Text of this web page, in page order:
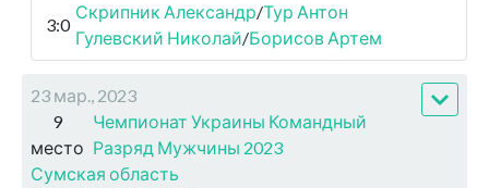
3:0
Скрипник Александр/Тур Антон
Гулевский Николай/Борисов Артем
23 мар., 2023
9
место
Чемпионат Украины Командный
Разряд Мужчины 2023
Сумская область